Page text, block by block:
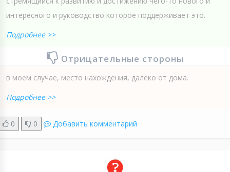
интересного и руководство которое поддерживает это.
Подробнее >>
Отрицательные стороны
в моем случае, место нахождения, далеко от дома.
Подробнее >>
0 0 Добавить комментарий